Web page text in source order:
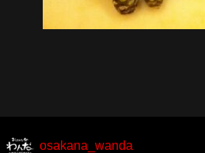
osakana_wanda